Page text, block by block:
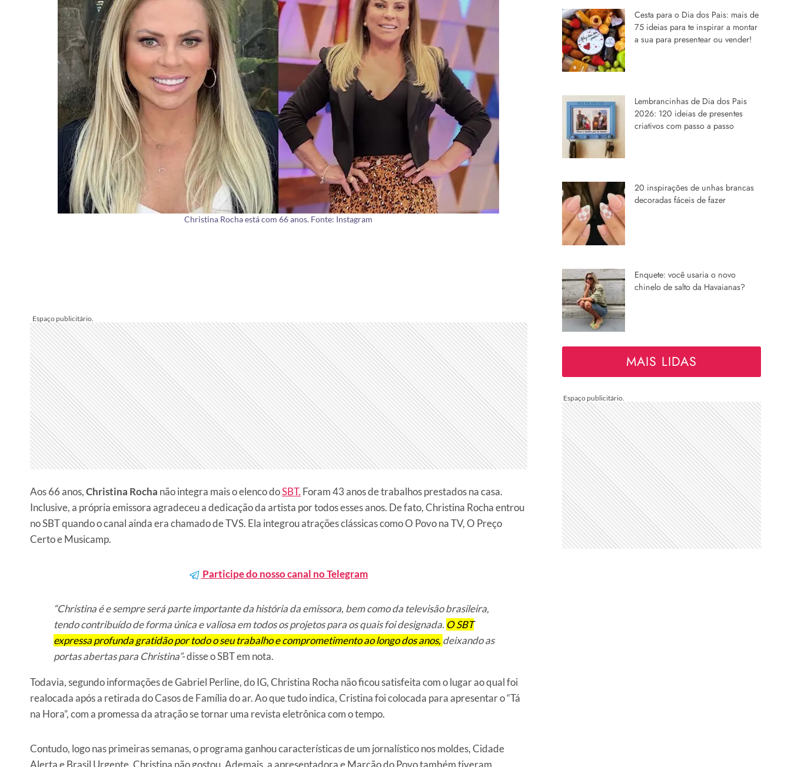
Christina Rocha está com 66 anos. Fonte: Instagram
Aos 66 anos,Christina Rocha não integra mais o elenco doSBT. Foram 43 anos de trabalhos prestados na casa.
Inclusive, a própria emissora agradeceu a dedicação da artista por todos esses anos. De fato, Christina Rocha entrou
no SBT quando o canal ainda era chamado de TVS. Ela integrou atrações clássicas como O Povo na TV, O Preço
Certo e Musicamp.
Participe do nosso canal no Telegram
“Christina é e sempre será parte importante da história da emissora, bem como da televisão brasileira,
tendo contribuído de forma única e valiosa em todos os projetos para os quais foi designada. O SBT
expressa profunda gratidão por todo o seu trabalho e comprometimento ao longo dos anos, deixando as
portas abertas para Christina”-disse o SBT em nota.
Todavia, segundo informações de Gabriel Perline, do IG, Christina Rocha não ficou satisfeita com o lugar ao qual foi
realocada após a retirada do Casos de Família do ar. Ao que tudo indica, Cristina foi colocada para apresentar o “Tá
na Hora”, com a promessa da atração se tornar uma revista eletrônica com o tempo.
Contudo, logo nas primeiras semanas, o programa ganhou características de um jornalístico nos moldes, Cidade
Cesta para o Dia dos Pais: mais de
75 ideias para te inspirar a montar
a sua para presentear ou vender!
Lembrancinhas de Dia dos Pais
2026: 120 ideias de presentes
criativos com passo a passo
20 inspirações de unhas brancas
decoradas fáceis de fazer
Enquete: você usaria o novo
chinelo de salto da Havaianas?
MAIS LIDAS